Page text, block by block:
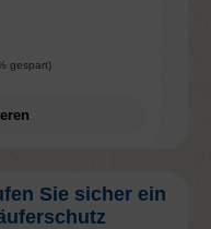
gespart)
Sie sicher ein